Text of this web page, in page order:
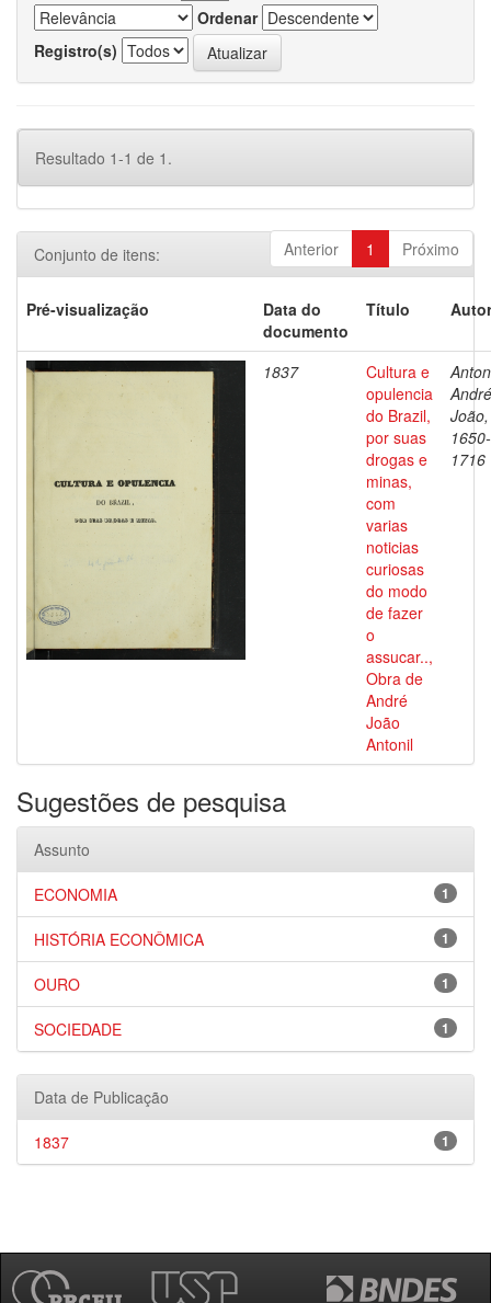
Ordenar
Registro(s)
Resultado 1-1 de 1.
Anterior 1 Próximo
Conjunto de itens:
Pré-visualização
Data do
documento
Título
1837
Cultura e
opulencia
do Brazil,
por suas
drogas e
minas,
com
varias
noticias
curiosas
do modo
de fazer
o
assucar..,
Obra de
André
João
Antonil
André
João,
1650-
1716
Sugestões de pesquisa
Assunto
1
ECONOMIA
1
HISTÓRIA ECONÔMICA
1
OURO
1
SOCIEDADE
Data de Publicação
1
1837